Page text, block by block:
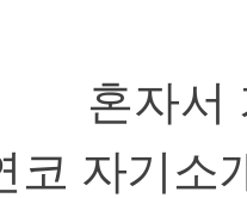
혼자서
코 자기소